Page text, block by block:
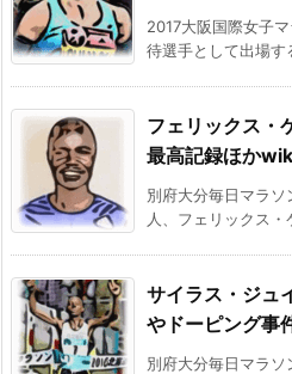
2017大阪国際女子
待選手として出場す
フェリックス・
最高記録ほか
別府大分毎日マラ
人、フェリックス
サイラス・ジュ
やドーピング事
別府大分毎日マラ